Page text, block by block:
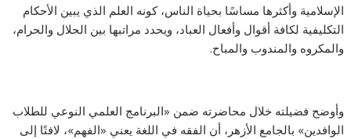
الإسلامية وأكثرها مساسًا بحياة الناس، كونه العلم الذي يبين الأحكام
التكليفية لكافة أقوال وأفعال العباد، ويحدد مراتبها بين الحلال والحرام،
والمكروه والمندوب والمباح.
وأوضح فضيلته خلال محاضرته ضمن «البرنامج العلمي النوعي للطلاب
الوافدين» بالجامع الأزهر، أن الفقه في اللغة يعني «الفهم»، لافتًا إلى